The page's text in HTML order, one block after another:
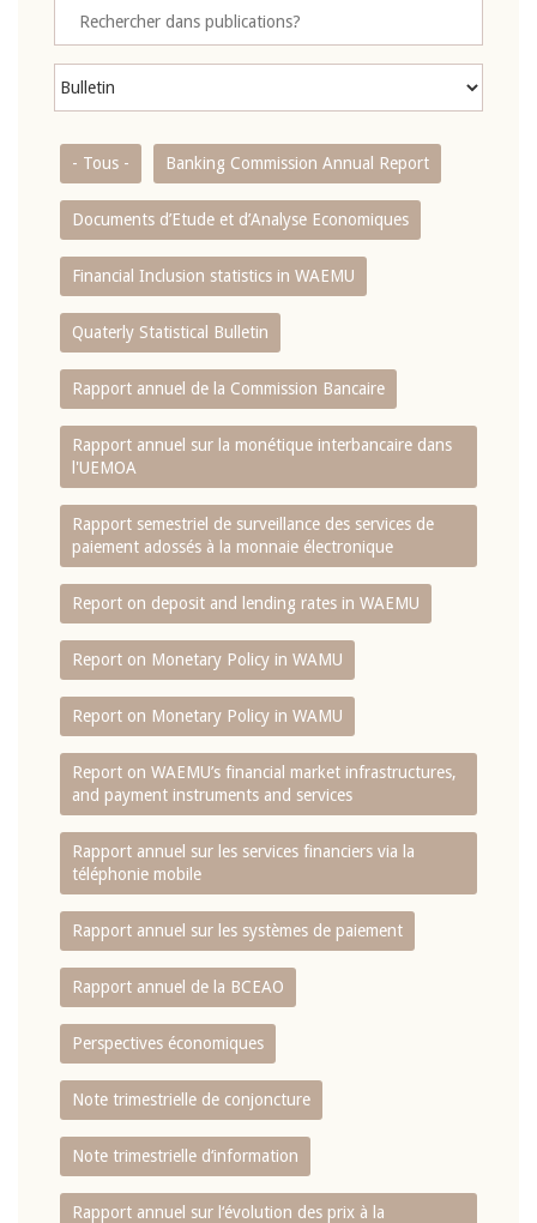
- Tous - Banking Commission Annual Report
Documents d’Etude et d’Analyse Economiques
Financial Inclusion statistics in WAEMU
Quaterly Statistical Bulletin
Rapport annuel de la Commission Bancaire
Rapport annuel sur la monétique interbancaire dans
l'UEMOA
Rapport semestriel de surveillance des services de
paiement adossés à la monnaie électronique
Report on deposit and lending rates in WAEMU
Report on Monetary Policy in WAMU
Report on Monetary Policy in WAMU
Report on WAEMU’s financial market infrastructures,
and payment instruments and services
Rapport annuel sur les services financiers via la
téléphonie mobile
Rapport annuel sur les systèmes de paiement
Rapport annuel de la BCEAO
Perspectives économiques
Note trimestrielle de conjoncture
Note trimestrielle d‘information
Rapport annuel sur l‘évolution des prix à la